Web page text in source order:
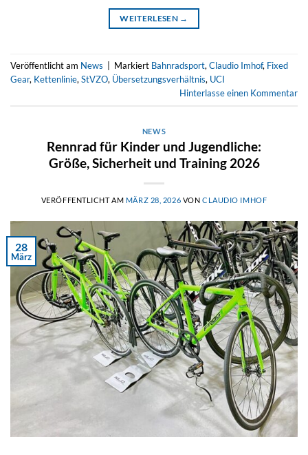
WEITERLESEN →
Veröffentlicht am News Markiert Bahnradsport, Claudio Imhof, Fixed
Gear, Kettenlinie, StVZO, Übersetzungsverhältnis, UCI
Hinterlasse einen Kommentar
NEWS
Rennrad für Kinder und Jugendliche:
Größe, Sicherheit und Training 2026
VERÖFFENTLICHT AM MÄRZ 28, 2026 VON CLAUDIO IMHOF
28
März